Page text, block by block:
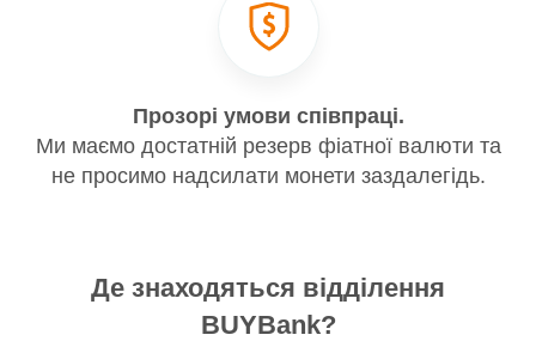
Прозорі умови співпраці.
Ми маємо достатній резерв фіатної валюти та
не просимо надсилати монети заздалегідь.
Де знаходяться відділення
BUYBank?